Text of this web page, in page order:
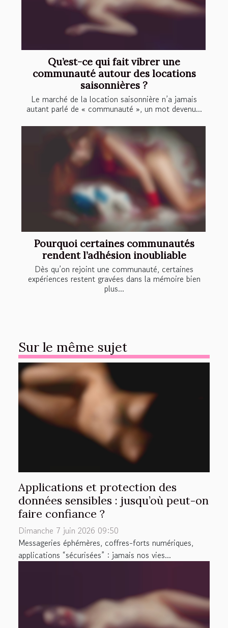
Qu’est-ce qui fait vibrer une
communauté autour des locations
saisonnières ?
Le marché de la location saisonnière n’a jamais
autant parlé de « communauté », un mot devenu...
Pourquoi certaines communautés
rendent l’adhésion inoubliable
Dès qu’on rejoint une communauté, certaines
expériences restent gravées dans la mémoire bien
plus...
Sur le même sujet
Applications et protection des
données sensibles : jusqu’où peut-on
faire confiance ?
Dimanche 7 juin 2026 09:50
Messageries éphémères, coffres-forts numériques,
applications “sécurisées” : jamais nos vies...